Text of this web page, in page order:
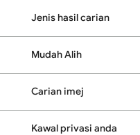
Jenis hasil carian
Mudah Alih
Carian imej
Kawal privasi anda